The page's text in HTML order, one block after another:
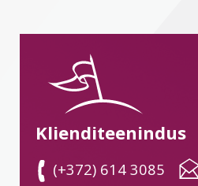
Klienditeenindus
(+372) 614 3085